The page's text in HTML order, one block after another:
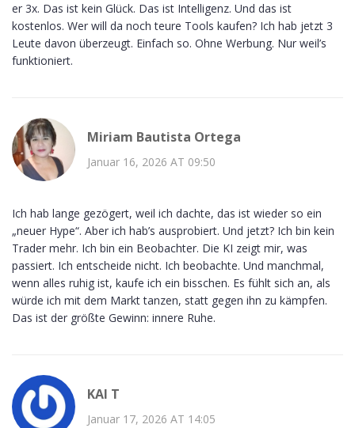
er 3x. Das ist kein Glück. Das ist Intelligenz. Und das ist
kostenlos. Wer will da noch teure Tools kaufen? Ich hab jetzt 3
Leute davon überzeugt. Einfach so. Ohne Werbung. Nur weil’s
funktioniert.
Miriam Bautista Ortega
Januar 16, 2026 AT 09:50
Ich hab lange gezögert, weil ich dachte, das ist wieder so ein
„neuer Hype“. Aber ich hab’s ausprobiert. Und jetzt? Ich bin kein
Trader mehr. Ich bin ein Beobachter. Die KI zeigt mir, was
passiert. Ich entscheide nicht. Ich beobachte. Und manchmal,
wenn alles ruhig ist, kaufe ich ein bisschen. Es fühlt sich an, als
würde ich mit dem Markt tanzen, statt gegen ihn zu kämpfen.
Das ist der größte Gewinn: innere Ruhe.
KAI T
Januar 17, 2026 AT 14:05